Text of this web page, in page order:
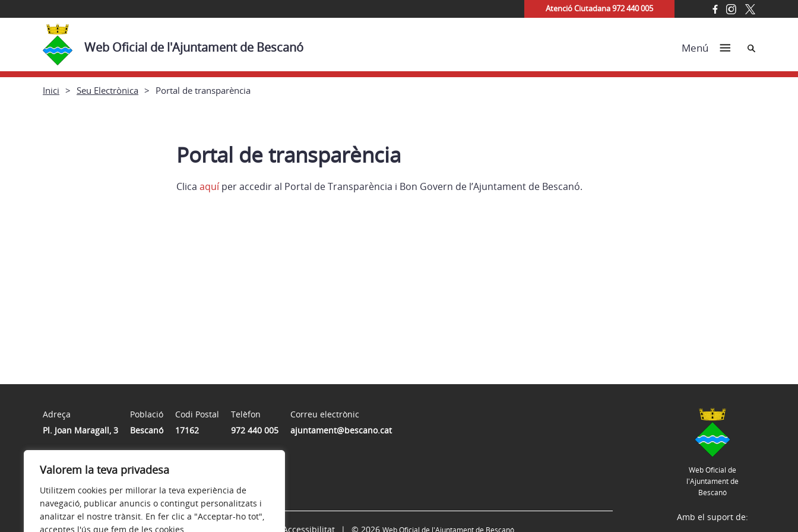
Valorem la teva privadesa
Utilitzem cookies per millorar la teva experiència de
navegació, publicar anuncis o contingut personalitzats i
analitzar el nostre trànsit. En fer clic a "Acceptar-ho tot",
acceptes l'ús que fem de les cookies.
Atenció Ciutadana 972 440 005
Web Oficial de l'Ajuntament de Bescanó Menú Cerca
Inici Seu Electrònica Portal de transparència
Portal de transparència
Clica aquíper accedir al Portal de Transparència i Bon Govern de l’Ajuntament de Bescanó.
Adreça
Pl. Joan Maragall, 3
Població
Bescanó
Codi Postal
17162
Telèfon
972 440 005
Correu electrònic
ajuntament@bescano.cat
Horari
Web Oficial de
l'Ajuntament de
Bescanó
Avís legal Política de privacitat Accessibilitat © 2026
Amb el suport de: